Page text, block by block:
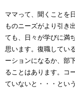
ママって、聞くことを
ものニーズがより引き
ても、日々が学びに満
思います。復職してい
ーションになるか、部
ることはあります。コ
ていないと・・・とい